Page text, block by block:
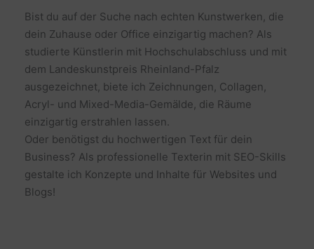
Bist du auf der Suche nach echten Kunstwerken, die
dein Zuhause oder Office einzigartig machen? Als
studierte Künstlerin mit Hochschulabschluss und mit
dem Landeskunstpreis Rheinland-Pfalz
ausgezeichnet, biete ich Zeichnungen, Collagen,
Acryl- und Mixed-Media-Gemälde, die Räume
einzigartig erstrahlen lassen.
Oder benötigst du hochwertigen Text für dein
Business? Als professionelle Texterin mit SEO-Skills
gestalte ich Konzepte und Inhalte für Websites und
Blogs!